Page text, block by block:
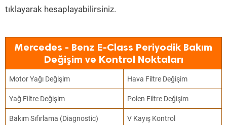
tıklayarak hesaplayabilirsiniz.
Mercedes - Benz E-Class Periyodik Bakım
Değişim ve Kontrol Noktaları
Motor Yağı Değişim Hava Filtre Değişim
Yağ Filtre Değişim Polen Filtre Değişim
Bakım Sıfırlama (Diagnostic) V Kayış Kontrol